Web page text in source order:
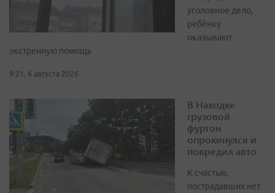
уголовное дело,
ребёнку
оказывают
экстренную помощь
9:21, 6 августа 2026
В Находке
грузовой
фургон
опрокинулся и
повредил авто
К счастью,
пострадавших нет